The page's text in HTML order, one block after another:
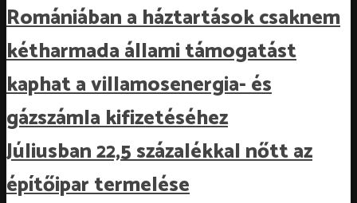
Romániában a háztartások csaknem
kétharmada állami támogatást
kaphat a villamosenergia- és
gázszámla kifizetéséhez
Júliusban 22,5 százalékkal nőtt az
építőipar termelése